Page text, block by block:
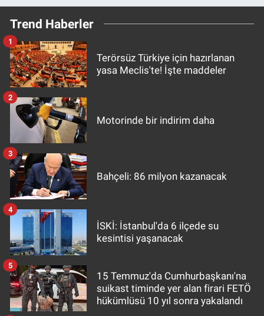
Trend Haberler
Terörsüz Türkiye için hazırlanan
yasa Meclis'te! İşte maddeler
1
Motorinde bir indirim daha
2
Bahçeli: 86 milyon kazanacak
3
İSKİ: İstanbul'da 6 ilçede su
kesintisi yaşanacak
4
15 Temmuz'da Cumhurbaşkanı'na
suikast timinde yer alan firari FETÖ
hükümlüsü 10 yıl sonra yakalandı
5